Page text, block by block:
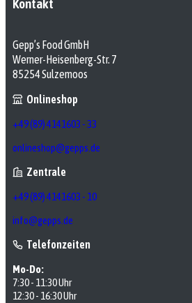
Kontakt
Gepp’s Food GmbH
Werner-Heisenberg-Str. 7
85254 Sulzemoos
Onlineshop
+49 (89) 4141603 - 33
onlineshop@gepps.de
Zentrale
+49 (89) 4141603 - 10
info@gepps.de
Telefonzeiten
Mo-Do:
7:30 - 11:30 Uhr
12:30 - 16:30 Uhr